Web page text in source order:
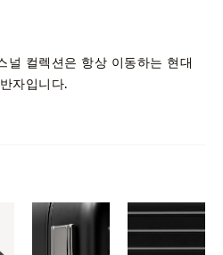
널 컬렉션은 항상 이동하는 현대
자입니다.